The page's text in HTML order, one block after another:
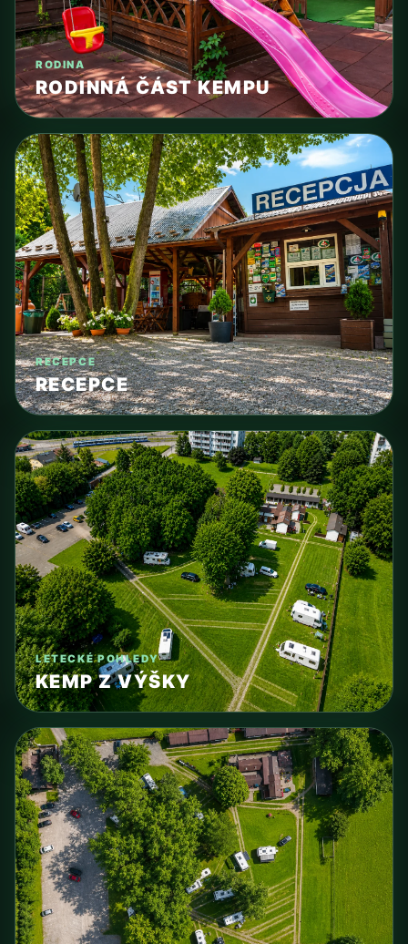
RODINA
RODINNÁ ČÁST KEMPU
RECEPCE
RECEPCE
LETECKÉ POHLEDY
KEMP Z VÝŠKY